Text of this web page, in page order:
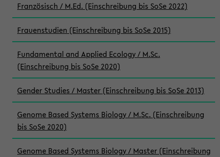
Französisch / M.Ed. (Einschreibung bis SoSe 2022)
Frauenstudien (Einschreibung bis SoSe 2015)
Fundamental and Applied Ecology / M.Sc.
(Einschreibung bis SoSe 2020)
Gender Studies / Master (Einschreibung bis SoSe 2013)
Genome Based Systems Biology / M.Sc. (Einschreibung
bis SoSe 2020)
Genome Based Systems Biology / Master (Einschreibung